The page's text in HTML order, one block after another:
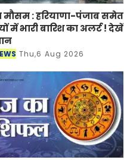
: हरियाणा-पंजाब समेत
में भारी बारिश का अलर्ट ! देखें
Thu,6 Aug 2026